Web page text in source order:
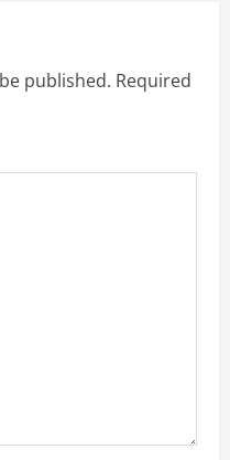
published. Required